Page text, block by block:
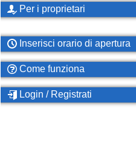
Per i proprietari
Inserisci orario di apertura
Come funziona
Login / Registrati